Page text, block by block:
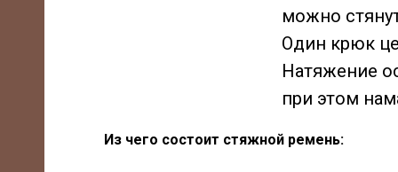
можно
Один крюк
Натяжение
при этом
Из чего состоит стяжной ремень: